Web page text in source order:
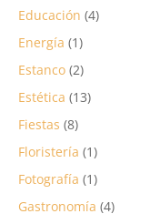
Educación (4)
Energía (1)
Estanco (2)
Estética (13)
Fiestas (8)
Floristería (1)
Fotografía (1)
Gastronomía (4)